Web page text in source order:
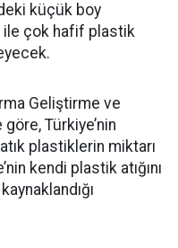
küçük boy
ile çok hafif plastik
Geliştirme ve
Türkiye’nin
plastiklerin miktarı
kendi plastik atığını